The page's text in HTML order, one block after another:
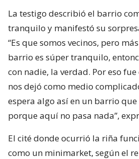
La testigo describió el barrio
tranquilo y manifestó su
“Es que somos vecinos, pero
barrio es súper tranquilo,
con nadie, la verdad. Por eso
nos dejó como medio
espera algo así en un barrio
porque aquí no pasa nada”,
El cité donde ocurrió la riña
como un minimarket, según el